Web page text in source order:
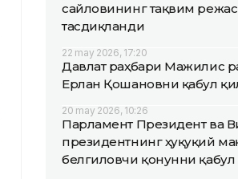
сайловининг тақвим
тасдиқланди
22 may 2026, 17:20
Давлат раҳбари Мажилис
Ерлан Қошановни қабул
20 may 2026, 10:26
Парламент Президент ва
президентнинг ҳуқуқий
белгиловчи қонунни